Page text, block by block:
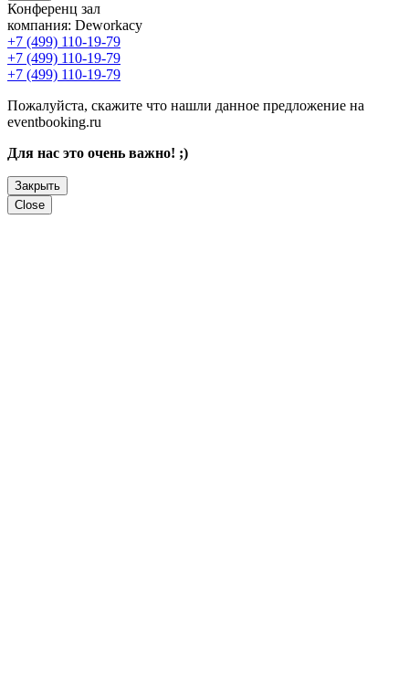
Конференц зал
компания: Deworkacy
+7 (499) 110-19-79
+7 (499) 110-19-79
+7 (499) 110-19-79
Пожалуйста, скажите что нашли данное предложение на
eventbooking.ru
Для нас это очень важно! ;)
Закрыть
Close